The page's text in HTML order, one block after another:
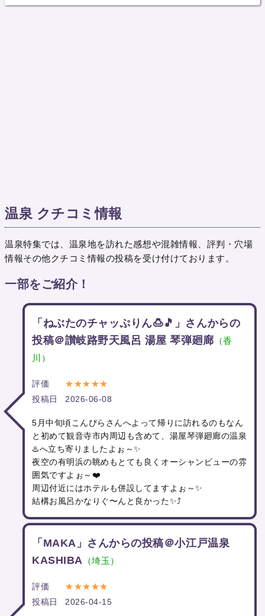
温泉 クチコミ情報
温泉特集では、温泉地を訪れた感想や混雑情報、評判・穴場
情報その他クチコミ情報の投稿を受け付けております。
一部をご紹介！
「ねぶたのチャッぷりん🍮🎵」さんからの
投稿＠讃岐路野天風呂 湯屋 琴弾廻廊 （香
川）
評価
★★★★★
投稿日
2026-06-08
5月中旬頃こんぴらさんへよって帰りに訪れるのもなん
と初めて観音寺市内周辺も含めて、湯屋琴弾廻廊の温泉
♨️へ立ち寄りましたよぉ～✨
夜空の有明浜の眺めもとても良くオーシャンビューの雰
囲気ですよぉ～❤️
周辺付近にはホテルも併設してますよぉ～✨
結構お風呂かなりぐ〜んと良かった✨⤴️
「MAKA」さんからの投稿＠小江戸温泉
KASHIBA （埼玉）
評価
★★★★★
投稿日
2026-04-15